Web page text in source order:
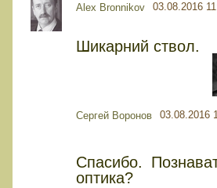
Alex Bronnikov 03.08.2016
Шикарний ствол.
Сергей Воронов 03.08.2016
Спасибо.
оптика?